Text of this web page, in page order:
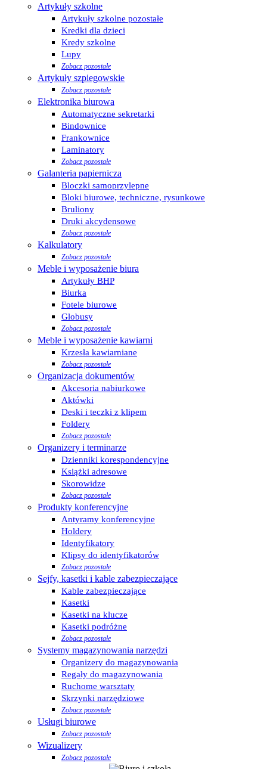
Artykuły szkolne
Artykuły szkolne pozostałe
Kredki dla dzieci
Kredy szkolne
Lupy
Zobacz pozostałe
Artykuły szpiegowskie
Zobacz pozostałe
Elektronika biurowa
Automatyczne sekretarki
Bindownice
Frankownice
Laminatory
Zobacz pozostałe
Galanteria papiernicza
Bloczki samoprzylepne
Bloki biurowe, techniczne, rysunkowe
Bruliony
Druki akcydensowe
Zobacz pozostałe
Kalkulatory
Zobacz pozostałe
Meble i wyposażenie biura
Artykuły BHP
Biurka
Fotele biurowe
Globusy
Zobacz pozostałe
Meble i wyposażenie kawiarni
Krzesła kawiarniane
Zobacz pozostałe
Organizacja dokumentów
Akcesoria nabiurkowe
Aktówki
Deski i teczki z klipem
Foldery
Zobacz pozostałe
Organizery i terminarze
Dzienniki korespondencyjne
Książki adresowe
Skorowidze
Zobacz pozostałe
Produkty konferencyjne
Antyramy konferencyjne
Holdery
Identyfikatory
Klipsy do identyfikatorów
Zobacz pozostałe
Sejfy, kasetki i kable zabezpieczające
Kable zabezpieczające
Kasetki
Kasetki na klucze
Kasetki podróżne
Zobacz pozostałe
Systemy magazynowania narzędzi
Organizery do magazynowania
Regały do magazynowania
Ruchome warsztaty
Skrzynki narzędziowe
Zobacz pozostałe
Usługi biurowe
Zobacz pozostałe
Wizualizery
Zobacz pozostałe